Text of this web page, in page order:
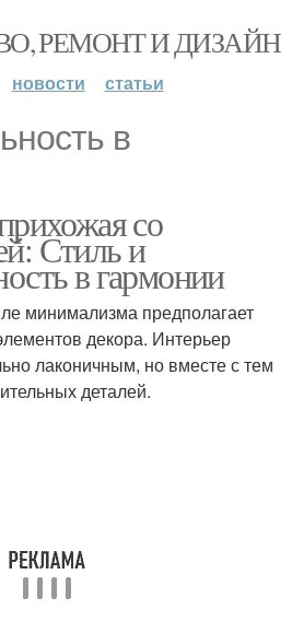
РЕМОНТ И ДИЗАЙН
новости статьи
в
со
Стиль и
в гармонии
минимализма предполагает
декора. Интерьер
лаконичным, но вместе с тем
деталей.